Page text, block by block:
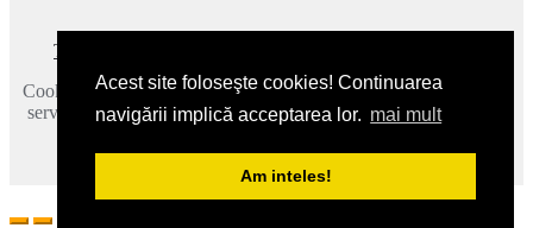
Acest site foloseşte cookies! Continuarea
navigării implică acceptarea lor. mai mult
Am inteles!
Termeni si conditii
Cookie-urile ne ajuta sa oferim serviciile noastre. Utilizand aceste
servicii, acceptati modul in care utilizam cookie-urile.Mai multe
2026 © JeepGaraj.ro - Toate drepturile rezervate.